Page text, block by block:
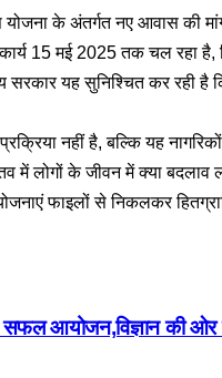
योजना के अंतर्गत नए आवास की
कार्य 15 मई 2025 तक चल रहा
सरकार यह सुनिश्चित कर
नहीं है, बल्कि यह नागरिकों
लोगों के जीवन में क्या बदलाव
फाइलों से निकलकर
सफल आयोजन,विज्ञान की